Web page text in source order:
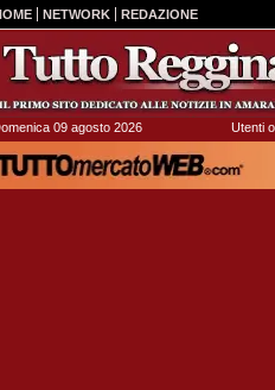
NETWORK REDAZIONE
09 agosto 2026 Utenti